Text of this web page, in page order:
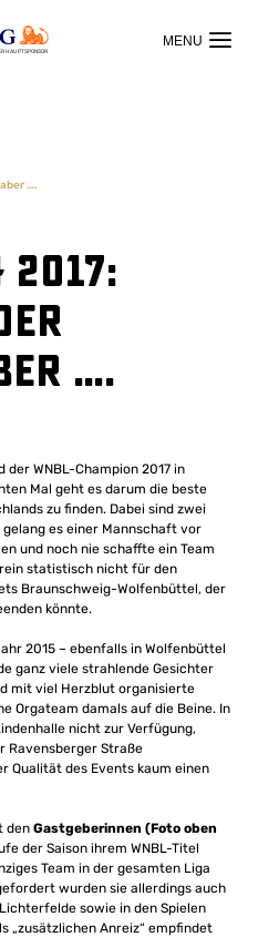
HAUPTSPONSOR
….
2017:
….
WNBL-Champion 2017 in
Mal geht es darum die beste
zu finden. Dabei sind zwei
es einer Mannschaft vor
und noch nie schaffte ein Team
statistisch nicht für den
Braunschweig-Wolfenbüttel, der
könnte.
2015 – ebenfalls in Wolfenbüttel
ganz viele strahlende Gesichter
mit viel Herzblut organisierte
Orgateam damals auf die Beine. In
nicht zur Verfügung,
Ravensberger Straße
Qualität des Events kaum einen
den Gastgeberinnen (Foto oben
der Saison ihrem WNBL-Titel
Team in der gesamten Liga
wurden sie allerdings auch
sowie in den Spielen
„zusätzlichen Anreiz“ empfindet